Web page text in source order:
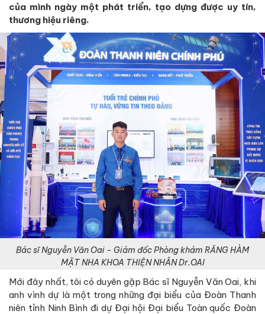
của mình ngày một phát triển, tạo dựng được uy tín,
thương hiệu riêng.
Bác sĩ Nguyễn Văn Oai - Giám đốc Phòng khám RĂNG HÀM
MẶT NHA KHOA THIỆN NHÂN Dr.OAI
Mới đây nhất, tôi có duyên gặp Bác sĩ Nguyễn Văn Oai, khi
anh vình dự là một trong những đại biểu của Đoàn Thanh
niên tỉnh Ninh Bình đi dự Đại hội Đại biểu Toàn quốc Đoàn